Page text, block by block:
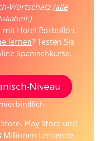
Wortschatz(alle
mit Hotel Borbollón.
lernen? Testen Sie
Spanischkurse.
Niveau
Play Store und
Millionen Lernende